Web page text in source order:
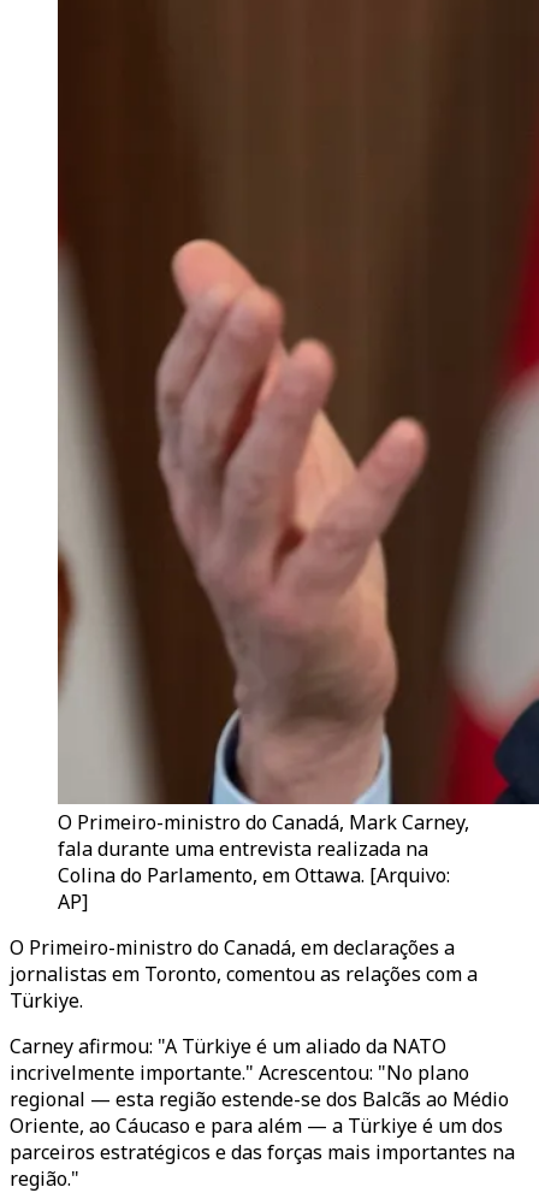
O Primeiro-ministro do Canadá, Mark Carney,
fala durante uma entrevista realizada na
Colina do Parlamento, em Ottawa. [Arquivo:
AP]
O Primeiro-ministro do Canadá, em declarações a
jornalistas em Toronto, comentou as relações com a
Türkiye.
Carney afirmou: "A Türkiye é um aliado da NATO
incrivelmente importante." Acrescentou: "No plano
regional — esta região estende-se dos Balcãs ao Médio
Oriente, ao Cáucaso e para além — a Türkiye é um dos
parceiros estratégicos e das forças mais importantes na
região."